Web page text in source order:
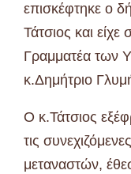
επισκέφτηκε ο
Τάτσιος και
Γραμματέα των
κ.Δημήτριο
Ο κ.Τάτσιος
τις
μεταναστών,